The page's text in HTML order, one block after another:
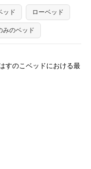
ッド ローベッド
みのベッド
すのこベッドにおける最